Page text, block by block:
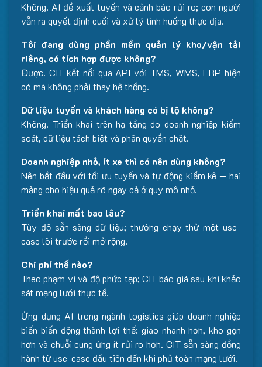
Không. AI đề xuất tuyến và cảnh báo rủi ro; con người
vẫn ra quyết định cuối và xử lý tình huống thực địa.
Tôi đang dùng phần mềm quản lý kho/vận tải
riêng, có tích hợp được không?
Được. CIT kết nối qua API với TMS, WMS, ERP hiện
có mà không phải thay hệ thống.
Dữ liệu tuyến và khách hàng có bị lộ không?
Không. Triển khai trên hạ tầng do doanh nghiệp kiểm
soát, dữ liệu tách biệt và phân quyền chặt.
Doanh nghiệp nhỏ, ít xe thì có nên dùng không?
Nên bắt đầu với tối ưu tuyến và tự động kiểm kê — hai
mảng cho hiệu quả rõ ngay cả ở quy mô nhỏ.
Triển khai mất bao lâu?
Tùy độ sẵn sàng dữ liệu; thường chạy thử một use-
case lõi trước rồi mở rộng.
Chi phí thế nào?
Theo phạm vi và độ phức tạp; CIT báo giá sau khi khảo
sát mạng lưới thực tế.
Ứng dụng AI trong ngành logistics giúp doanh nghiệp
biến biến động thành lợi thế: giao nhanh hơn, kho gọn
hơn và chuỗi cung ứng ít rủi ro hơn. CIT sẵn sàng đồng
hành từ use-case đầu tiên đến khi phủ toàn mạng lưới.